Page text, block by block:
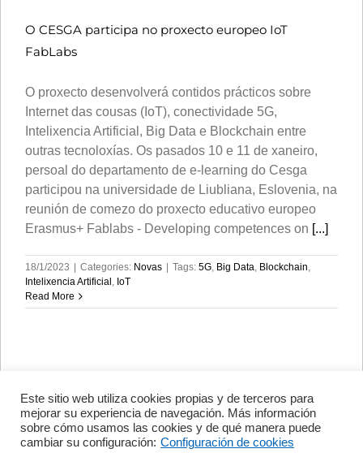
O CESGA participa no proxecto europeo IoT
FabLabs
O proxecto desenvolverá contidos prácticos sobre
Internet das cousas (IoT), conectividade 5G,
Intelixencia Artificial, Big Data e Blockchain entre
outras tecnoloxías. Os pasados 10 e 11 de xaneiro,
persoal do departamento de e-learning do Cesga
participou na universidade de Liubliana, Eslovenia, na
reunión de comezo do proxecto educativo europeo
Erasmus+ Fablabs - Developing competences on [...]
18/1/2023 | Categories: Novas | Tags: 5G Big Data Blockchain
Intelixencia Artificial IoT
Read More
Avenida de Vigo, s/n 15705
Santiago de Compostela, A
Coruña, España
+34 981 56 98 10
Este sitio web utiliza cookies propias y de terceros para
mejorar su experiencia de navegación. Más información
sobre cómo usamos las cookies y de qué manera puede
cambiar su configuración: Configuración de cookies